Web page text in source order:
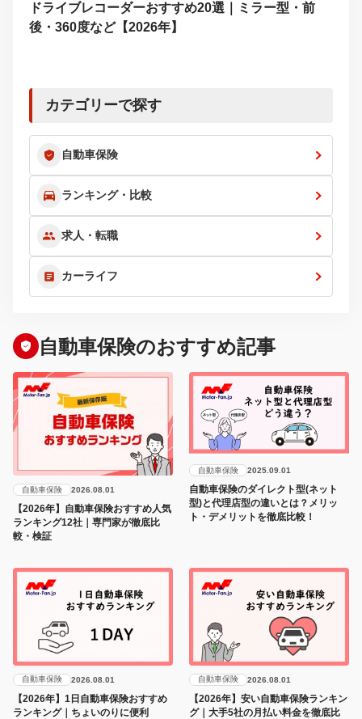
ドライブレコーダーおすすめ20選｜ミラー型・前
後・360度など【2026年】
カテゴリーで探す
自動車保険
ランキング・比較
求人・転職
カーライフ
自動車保険のおすすめ記事
自動車保険 2026.08.01
【2026年】自動車保険おすすめ人気
ランキング12社｜専門家が徹底比
較・検証
自動車保険 2025.09.01
自動車保険のダイレクト型(ネット
型)と代理店型の違いとは？メリッ
ト・デメリットを徹底比較！
自動車保険 2026.08.01
【2026年】1日自動車保険おすすめ
ランキング｜ちょいのりに便利
自動車保険 2026.08.01
【2026年】安い自動車保険ランキン
グ｜大手5社の月払い料金を徹底比